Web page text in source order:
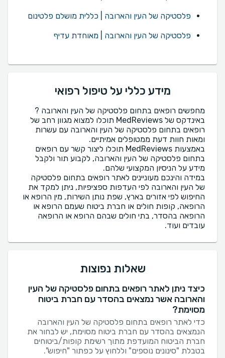
פלסטיקה של העין והארובה | כללית מושלם פלטינום
פלסטיקה של העין והארובה | מאוחדת עדיף
מידע כללי על טיפול רפואי
מחפשים רופאים בתחום פלסטיקה של העין והארובה ?
באינדקס של MedReviews תוכלו למצוא מגוון רחב של
רופאים בתחום פלסטיקה של העין והארובה עם עשרות
באמצעות MedReviews תוכלו ליצור קשר עם רופאים
בתחום פלסטיקה של העין והארובה, לקבוע תור ולקבל
במידה והינכם מעוניינים לאתר רופאים בתחום פלסטיקה
של העין והארובה לפי העדפות ספציפיות, ניתן למקד את
החיפוש לפי אזורים בארץ, שפת נותן השירות, מין הרופא או
הרופאה, קופות חולים או חברת ביטוח שעמם הרופא או
הרופאה בהסדר, בתי חולים שבהם הרופא או הרופאה
עובדים ועוד.
שאלות נפוצות
כיצד ניתן לאתר רופאים בתחום פלסטיקה של העין
והארובה אשר נמצאים בהסדר עם חברת ביטוח
מסוימת?
כדי לאתר רופאים בתחום פלסטיקה של העין והארובה
הנמצאים בהסדר עם חברת ביטוח מסוימת, יש לבחור את
חברת הביטוח המועדפת מתוך רשימת קופות/ביטוחים
בטבלת "סינונים נוספים" וללחוץ על כפתור "חיפוש".